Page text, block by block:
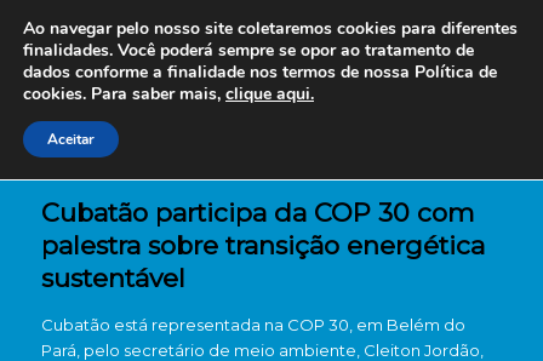
Cubatão participa da COP 30 com
palestra sobre transição energética
sustentável
Cubatão está representada na COP 30, em Belém do
Pará, pelo secretário de meio ambiente, Cleiton Jordão,
Ao navegar pelo nosso site coletaremos cookies para diferentes
finalidades. Você poderá sempre se opor ao tratamento de
dados conforme a finalidade nos termos de nossa Política de
cookies. Para saber mais, clique aqui.
Aceitar